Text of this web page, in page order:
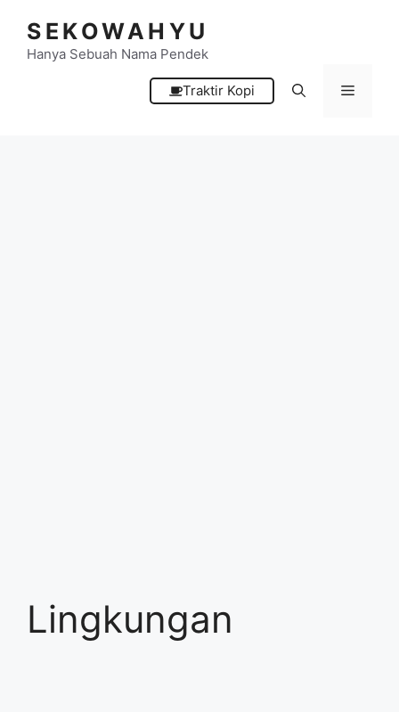
SEKOWAHYU
Hanya Sebuah Nama Pendek
Traktir Kopi Menu
Lingkungan